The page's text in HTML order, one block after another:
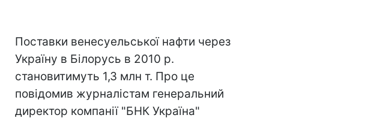
Поставки венесуельської нафти через
Україну в Білорусь в 2010 р.
становитимуть 1,3 млн т. Про це
повідомив журналістам генеральний
директор компанії "БНК Україна"